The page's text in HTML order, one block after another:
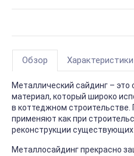
Обзор Характеристики
Металлический сайдинг –
материал, который широко
в коттеджном строительстве.
применяют как при
реконструкции существующих
Металлосайдинг прекрасно